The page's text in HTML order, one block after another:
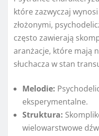
które zazwyczaj
złożonymi,
często zawierają
aranżacje, które mają
słuchacza w stan
Melodie:
eksperymentalne.
Struktura:
wielowarstwowe